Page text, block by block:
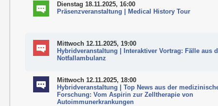
Dienstag 18.11.2025, 16:00
Präsenzveranstaltung | Medical History Tour
Mittwoch 12.11.2025, 19:00
Hybridveranstaltung | Interaktiver Vortrag: Fälle aus
Notfallambulanz
Mittwoch 12.11.2025, 18:00
Hybridveranstaltung | Top News aus der
Forschung: Vom Aspirin zur Zelltherapie von
Autoimmunerkrankungen